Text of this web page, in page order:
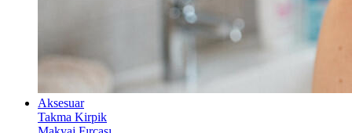
Aksesuar
Takma Kirpik